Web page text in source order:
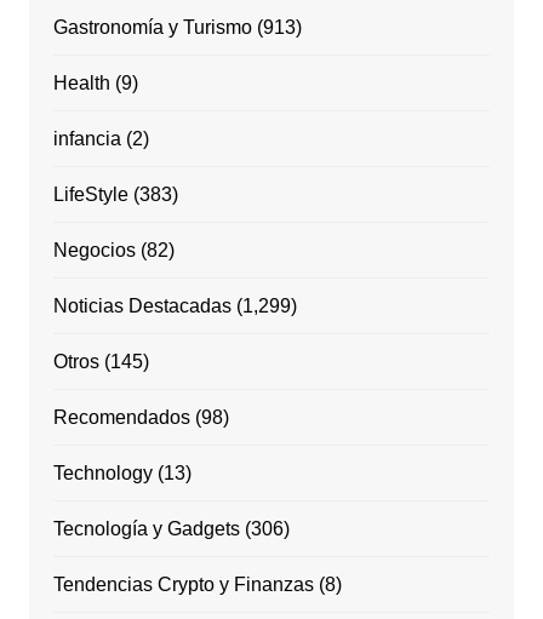
Gastronomía y Turismo(913)
Health (9)
infancia (2)
LifeStyle(383)
Negocios(82)
Noticias Destacadas(1,299)
Otros(145)
Recomendados(98)
Technology(13)
Tecnología y Gadgets(306)
Tendencias Crypto y Finanzas(8)